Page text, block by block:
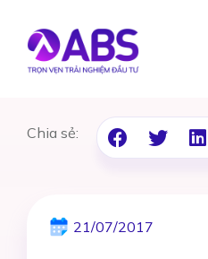
Chia sẻ:
21/07/2017